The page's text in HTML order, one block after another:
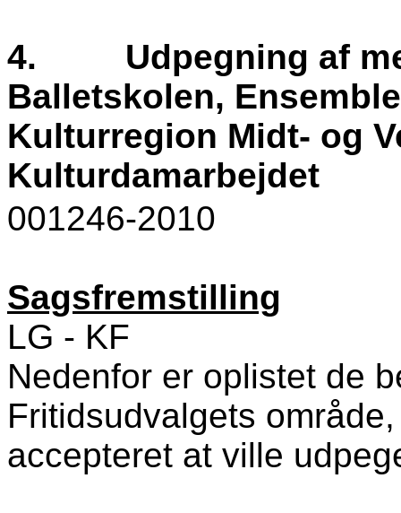
4.
Udpegning af
Balletskolen,
Kulturregion Midt- og
Kulturdamarbejdet
001246-2010
Sagsfremstilling
LG - KF
Nedenfor er oplistet de
Fritidsudvalgets
accepteret at ville